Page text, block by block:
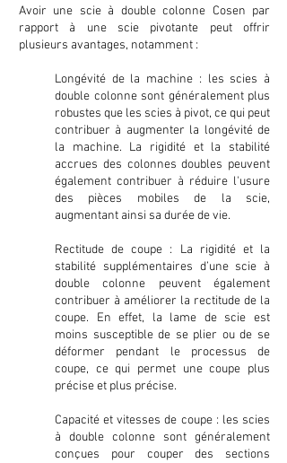
Avoir une scie à double colonne Cosen par
rapport à une scie pivotante peut offrir
plusieurs avantages, notamment :
Longévité de la machine : les scies à
double colonne sont généralement plus
robustes que les scies à pivot, ce qui peut
contribuer à augmenter la longévité de
la machine. La rigidité et la stabilité
accrues des colonnes doubles peuvent
également contribuer à réduire l'usure
des pièces mobiles de la scie,
augmentant ainsi sa durée de vie.
Rectitude de coupe : La rigidité et la
stabilité supplémentaires d’une scie à
double colonne peuvent également
contribuer à améliorer la rectitude de la
coupe. En effet, la lame de scie est
moins susceptible de se plier ou de se
déformer pendant le processus de
coupe, ce qui permet une coupe plus
précise et plus précise.
Capacité et vitesses de coupe : les scies
à double colonne sont généralement
conçues pour couper des sections